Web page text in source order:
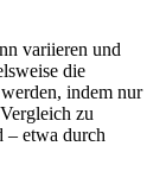
variieren und
die
indem nur
zu
– etwa durch